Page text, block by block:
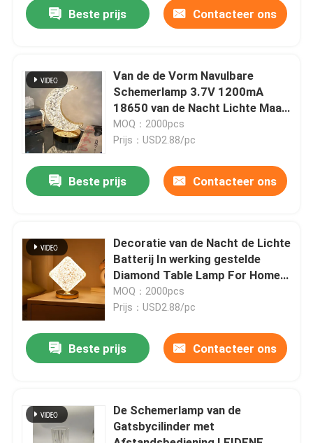
Producten
Video's
VR toon
Fabrieksreis
Kwaliteitscontrole
contacteer ons
Draagbare LEIDENE het Werklichten
Beste prijs Contacteer ons
Van de de Vorm Navulbare
Schemerlamp 3.7V 1200mA
18650 van de Nacht Lichte Maan
het Lithiumbatterij op batterijen
MOQ：2000pcs
Prijs：USD2.88/pc
Beste prijs Contacteer ons
Decoratie van de Nacht de Lichte
Batterij In werking gestelde
Diamond Table Lamp For Home
van heldere Kinderen
MOQ：2000pcs
Prijs：USD2.88/pc
Beste prijs Contacteer ons
De Schemerlamp van de
Gatsbycilinder met